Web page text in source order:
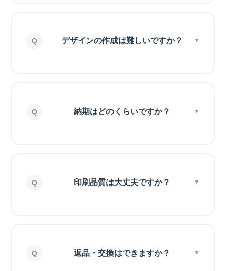
デザインの作成は難しいですか？
納期はどのくらいですか？
印刷品質は大丈夫ですか？
返品・交換はできますか？